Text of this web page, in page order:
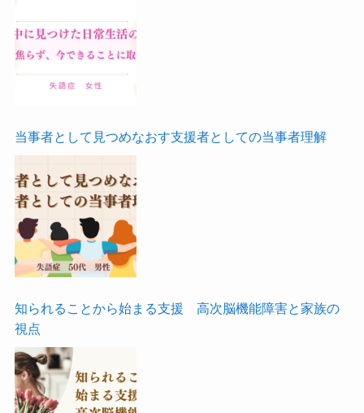
当事者として見つめなおす支援者としての当事者理解
知られることから始まる支援 高次脳機能障害と家族の
視点